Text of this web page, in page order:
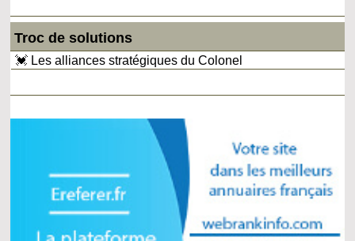
Troc de solutions
💓 Les alliances stratégiques du Colonel